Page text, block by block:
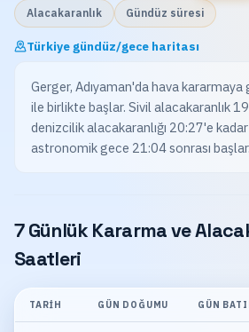
Alacakaranlık Gündüz süresi
Türkiye gündüz/gece haritası
Gerger, Adıyaman'da hava kararmaya
ile birlikte başlar. Sivil alacakaranlık
denizcilik alacakaranlığı 20:27'e
astronomik gece 21:04 sonrası başlar.
7 Günlük Kararma ve
Saatleri
TARIH GÜN DOĞUMU GÜN